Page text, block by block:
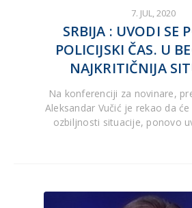
7. JUL, 2020
SRBIJA : UVODI SE
POLICIJSKI ČAS. U
NAJKRITIČNIJA
Na konferenciji za novinare,
Aleksandar Vučić je rekao da
ozbiljnosti situacije, ponovo